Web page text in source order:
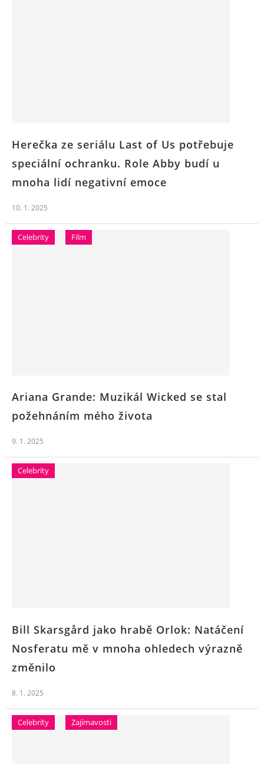
Herečka ze seriálu Last of Us potřebuje
speciální ochranku. Role Abby budí u
mnoha lidí negativní emoce
10. 1. 2025
Celebrity Film
Ariana Grande: Muzikál Wicked se stal
požehnáním mého života
9. 1. 2025
Celebrity
Bill Skarsgård jako hrabě Orlok: Natáčení
Nosferatu mě v mnoha ohledech výrazně
změnilo
8. 1. 2025
Celebrity Zajímavosti